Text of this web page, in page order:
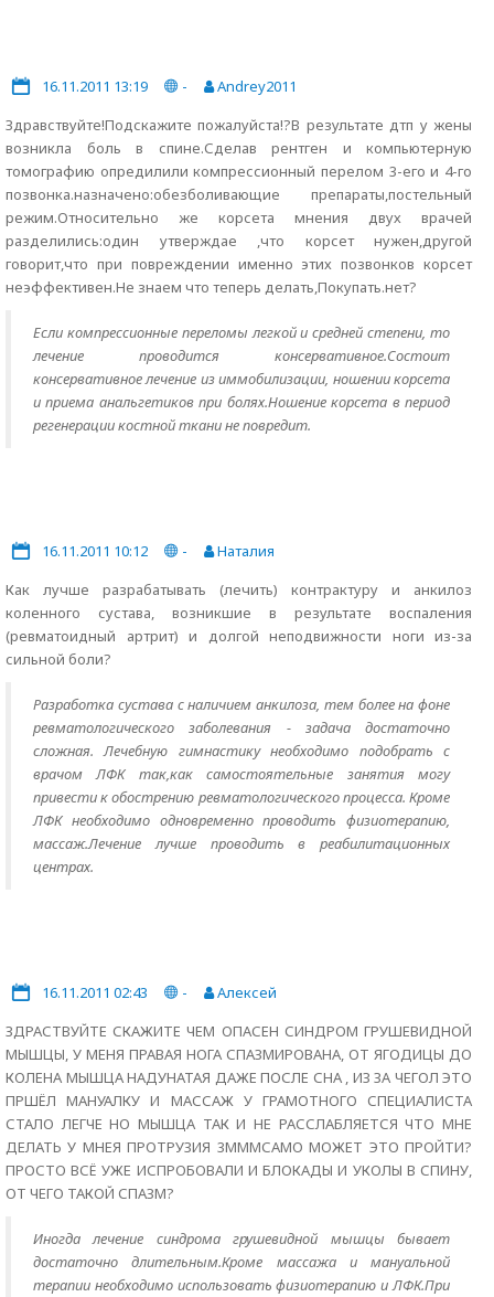
16.11.2011 13:19 -
Andrey2011
Здравствуйте!Подскажите пожалуйста!?В результате дтп у жены
возникла боль в спине.Сделав рентген и компьютерную
томографию опредилили компрессионный перелом 3-его и 4-го
позвонка.назначено:обезболивающие препараты,постельный
режим.Относительно же корсета мнения двух врачей
разделились:один утверждае ,что корсет нужен,другой
говорит,что при повреждении именно этих позвонков корсет
неэффективен.Не знаем что теперь делать,Покупать.нет?
Если компрессионные переломы легкой и средней степени, то
лечение проводится консервативное.Состоит
консервативное лечение из иммобилизации, ношении корсета
и приема анальгетиков при болях.Ношение корсета в период
регенерации костной ткани не повредит.
16.11.2011 10:12 -
Наталия
Как лучше разрабатывать (лечить) контрактуру и анкилоз
коленного сустава, возникшие в результате воспаления
(ревматоидный артрит) и долгой неподвижности ноги из-за
сильной боли?
Разработка сустава с наличием анкилоза, тем более на фоне
ревматологического заболевания - задача достаточно
сложная. Лечебную гимнастику необходимо подобрать с
врачом ЛФК так,как самостоятельные занятия могу
привести к обострению ревматологического процесса. Кроме
ЛФК необходимо одновременно проводить физиотерапию,
массаж.Лечение лучше проводить в реабилитационных
центрах.
16.11.2011 02:43 -
Алексей
ЗДРАСТВУЙТЕ СКАЖИТЕ ЧЕМ ОПАСЕН СИНДРОМ ГРУШЕВИДНОЙ
МЫШЦЫ, У МЕНЯ ПРАВАЯ НОГА СПАЗМИРОВАНА, ОТ ЯГОДИЦЫ ДО
КОЛЕНА МЫШЦА НАДУНАТАЯ ДАЖЕ ПОСЛЕ СНА , ИЗ ЗА ЧЕГОЛ ЭТО
ПРШЁЛ МАНУАЛКУ И МАССАЖ У ГРАМОТНОГО СПЕЦИАЛИСТА
СТАЛО ЛЕГЧЕ НО МЫШЦА ТАК И НЕ РАССЛАБЛЯЕТСЯ ЧТО МНЕ
ДЕЛАТЬ У МНЕЯ ПРОТРУЗИЯ 3МММСАМО МОЖЕТ ЭТО ПРОЙТИ?
ПРОСТО ВСЁ УЖЕ ИСПРОБОВАЛИ И БЛОКАДЫ И УКОЛЫ В СПИНУ,
ОТ ЧЕГО ТАКОЙ СПАЗМ?
Иногда лечение синдрома грушевидной мышцы бывает
достаточно длительным.Кроме массажа и мануальной
терапии необходимо использовать физиотерапию и ЛФК.При